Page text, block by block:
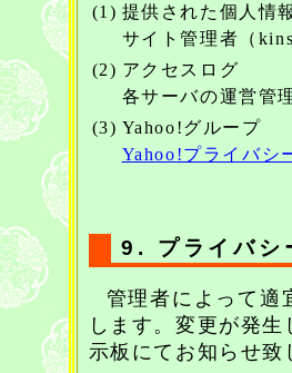
(1) 提供された個人情
サイト管理者（
(2) アクセスログ
各サーバの運営管
(3) Yahoo!グループ
Yahoo!プライバシ
9. プライバシ
管理者によって適
します。変更が発
示板にてお知らせ致